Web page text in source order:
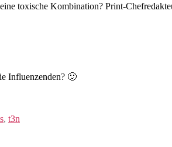
toxische Kombination? Print-
Influenzenden? 🙂
, t3n